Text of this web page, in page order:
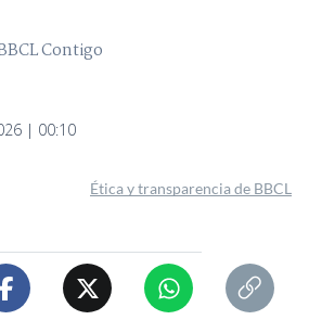
Contigo
| 00:10
Ética y transparencia de BBCL